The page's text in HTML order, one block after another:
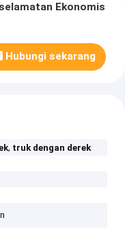
Ekonomis
Hubungi sekarang
, truk dengan derek